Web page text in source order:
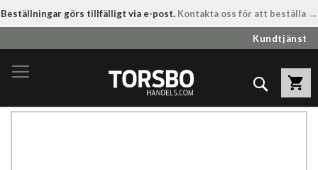
Beställningar görs tillfälligt via e-post. Kontakta oss för att beställa →
till
innehållet
Kundtjänst
Sök